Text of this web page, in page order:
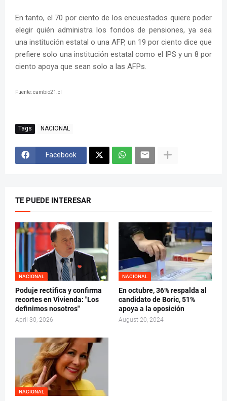
En tanto, el 70 por ciento de los encuestados quiere poder
elegir quién administra los fondos de pensiones, ya sea
una institución estatal o una AFP, un 19 por ciento dice que
prefiere solo una institución estatal como el IPS y un 8 por
ciento apoya que sean solo a las AFPs.
Fuente: cambio21.cl
Tags NACIONAL
Facebook
TE PUEDE INTERESAR
NACIONAL
Poduje rectifica y confirma
recortes en Vivienda: "Los
definimos nosotros"
April 30, 2026
NACIONAL
En octubre, 36% respalda al
candidato de Boric, 51%
apoya a la oposición
August 20, 2024
NACIONAL